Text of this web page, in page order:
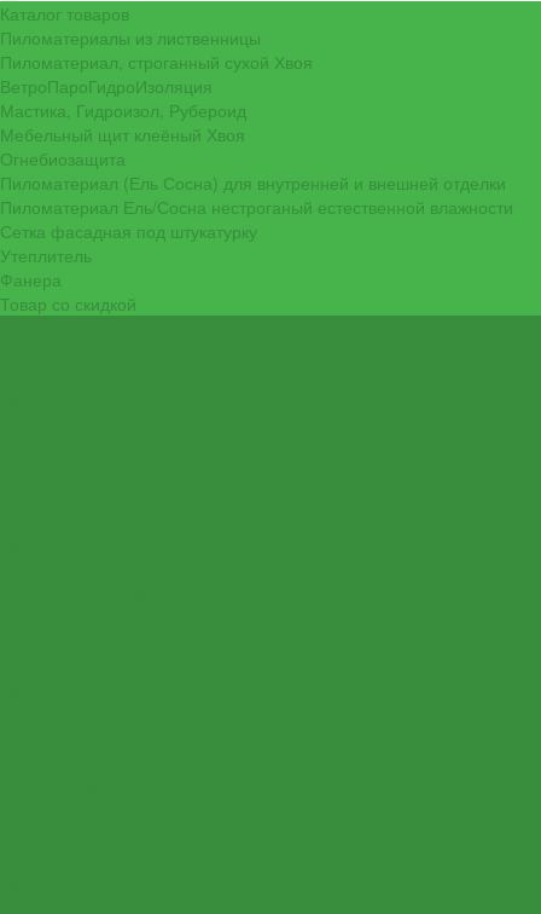
Каталог товаров
Пиломатериалы из лиственницы
Пиломатериал, строганный сухой Хвоя
ВетроПароГидроИзоляция
Мастика, Гидроизол, Рубероид
Мебельный щит клеёный Хвоя
Огнебиозащита
Пиломатериал (Ель Сосна) для внутренней и внешней отделки
Пиломатериал Ель/Сосна нестроганый естественной влажности
Сетка фасадная под штукатурку
Утеплитель
Фанера
Товар со скидкой